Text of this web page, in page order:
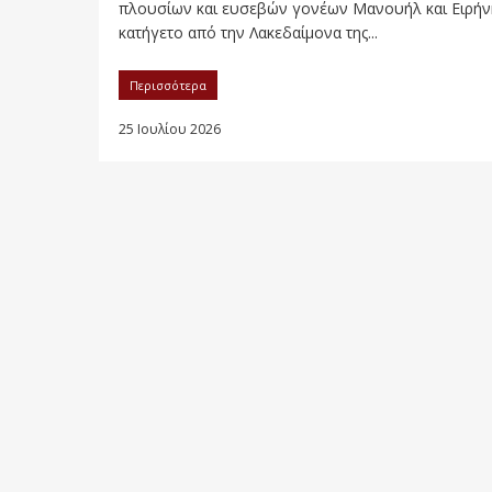
πλουσίων και ευσεβών γονέων Μανουήλ και
κατήγετο από την Λακεδαίμονα της...
Περισσότερα
25 Ιουλίου 2026